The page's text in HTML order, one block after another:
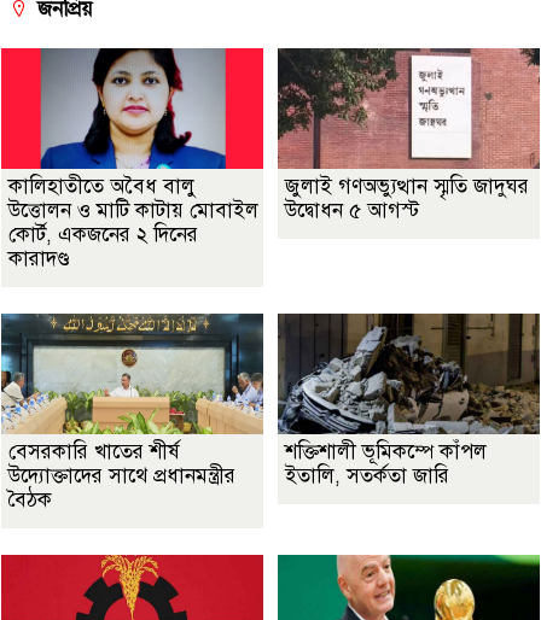
জনপ্রিয়
কালিহাতীতে অবৈধ বালু
উত্তোলন ও মাটি কাটায় মোবাইল
কোর্ট, একজনের ২ দিনের
কারাদণ্ড
জুলাই গণঅভ্যুত্থান স্মৃতি জাদুঘর
উদ্বোধন ৫ আগস্ট
বেসরকারি খাতের শীর্ষ
উদ্যোক্তাদের সাথে প্রধানমন্ত্রীর
বৈঠক
শক্তিশালী ভূমিকম্পে কাঁপল
ইতালি, সতর্কতা জারি